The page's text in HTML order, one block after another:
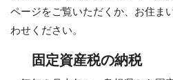
ページをご覧いただくか、お住ま
わせください。
固定資産税の納税